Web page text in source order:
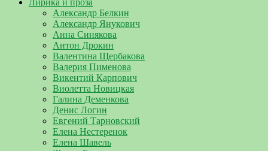
Лирика и проза
Александр Белкин
Александр Янукович
Анна Синякова
Антон Дрокин
Валентина Щербакова
Валерия Пименова
Викентий Карпович
Виолетта Новицкая
Галина Деменкова
Денис Логин
Евгений Тарновский
Елена Нестеренок
Елена Шавель